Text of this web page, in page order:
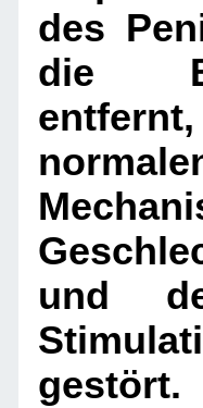
des
die
und
gestört.